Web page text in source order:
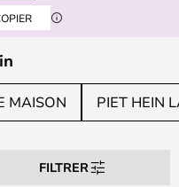
MAISON PIET HEIN
FILTRER